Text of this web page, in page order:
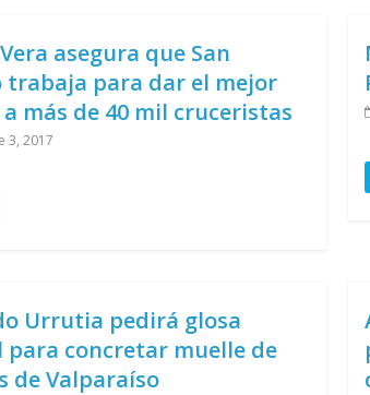
asegura que San
trabaja para dar el mejor
más de 40 mil cruceristas
3, 2017
Urrutia pedirá glosa
para concretar muelle de
de Valparaíso